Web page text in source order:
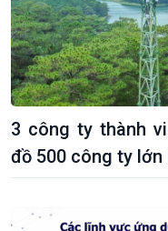
3 công ty thành
đồ 500 công ty lớn